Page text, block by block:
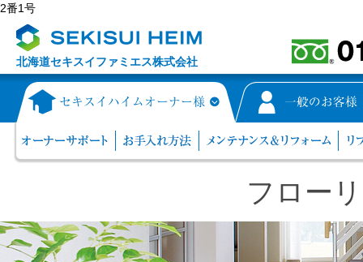
2番1号
北海道セキスイファミエス株式会社
フロー